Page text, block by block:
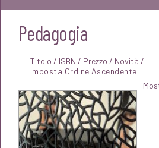
Pedagogia
Titolo / ISBN / Prezzo / Novità /